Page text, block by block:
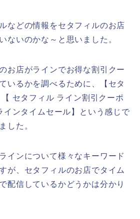
などの情報をセタフィルのお店
ないのかな～と思いました。
お店がラインでお得な割引クー
いるかを調べるために、【セタ
セタフィル ライン割引クーポ
インタイムセール】という感じで
した。
インについて様々なキーワード
が、セタフィルのお店でタイム
配信しているかどうかは分かり